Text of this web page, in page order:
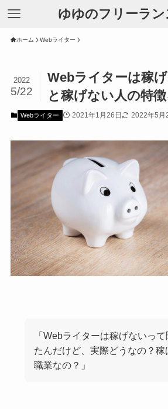
ゆゆのフリーラン
ホーム Webライター
Webライターは稼
と稼げない人の特徴
2022
5/22
Webライター 2021年1月26日 2022年5月
「Webライターは稼げないって
たんだけど、実際どうなの？稼
職業なの？」